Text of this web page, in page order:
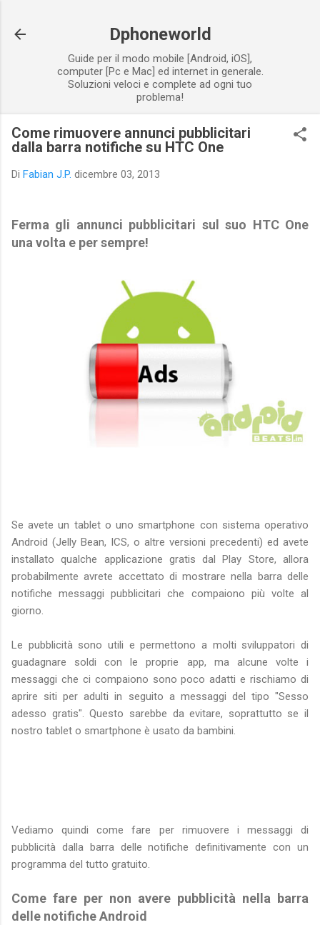
Dphoneworld
Guide per il modo mobile [Android, iOS],
computer [Pc e Mac] ed internet in generale.
Soluzioni veloci e complete ad ogni tuo
problema!
Come rimuovere annunci pubblicitari
dalla barra notifiche su HTC One
Di Fabian J.P. dicembre 03, 2013
Ferma gli annunci pubblicitari sul suo HTC One
una volta e per sempre!
Se avete un tablet o uno smartphone con sistema operativo
Android (Jelly Bean, ICS, o altre versioni precedenti) ed avete
installato qualche applicazione gratis dal Play Store, allora
probabilmente avrete accettato di mostrare nella barra delle
notifiche messaggi pubblicitari che compaiono più volte al
giorno.
Le pubblicità sono utili e permettono a molti sviluppatori di
guadagnare soldi con le proprie app, ma alcune volte i
messaggi che ci compaiono sono poco adatti e rischiamo di
aprire siti per adulti in seguito a messaggi del tipo "Sesso
adesso gratis". Questo sarebbe da evitare, soprattutto se il
nostro tablet o smartphone è usato da bambini.
Vediamo quindi come fare per rimuovere i messaggi di
pubblicità dalla barra delle notifiche definitivamente con un
programma del tutto gratuito.
Come fare per non avere pubblicità nella barra
delle notifiche Android